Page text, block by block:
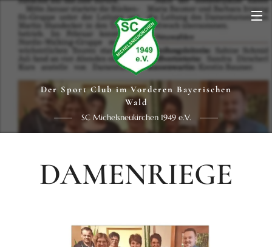
Der Sport Club im Vorderen Bayerischen
Wald
SC Michelsneukirchen 1949 e.V.
DAMENRIEGE